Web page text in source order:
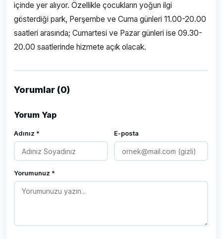
içinde yer alıyor. Özellikle çocukların yoğun ilgi
gösterdiği park, Perşembe ve Cuma günleri 11.00-20.00
saatleri arasında; Cumartesi ve Pazar günleri ise 09.30-
20.00 saatlerinde hizmete açık olacak.
Yorumlar (0)
Yorum Yap
Adınız * E-posta
Yorumunuz *